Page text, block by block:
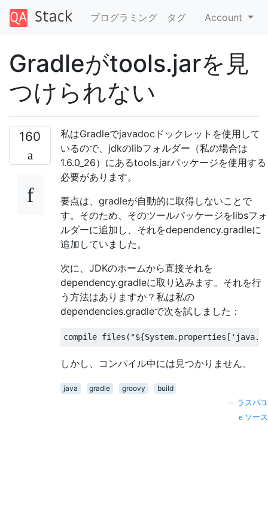
プログラミング タグ Account
Gradleがtools.jarを見
つけられない
160
私はGradleでjavadocドックレットを使用して
いるので、jdkのlibフォルダー（私の場合は
1.6.0_26）にあるtools.jarパッケージを使用する
必要があります。
要点は、gradleが自動的に取得しないことで
す。そのため、そのツールパッケージをlibsフォ
ルダーに追加し、それをdependency.gradleに
追加していました。
次に、JDKのホームから直接それを
dependency.gradleに取り込みます。それを行
う方法はありますか？私は私の
dependencies.gradleで次を試しました：
compile files (
しかし、コンパイル中には見つかりません。
java gradle groovy
build
ラスパユ
ソース